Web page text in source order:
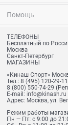
Помощь
ТЕЛЕФОНЫ
Бесплатный по
Москва
Санкт-Петербург
МАГАЗИНЫ
«Кинаш Спорт»
Тел.: 8 (495) 120-29-11
8 (800) 550-74-29
E-mail: info@kinash.ru
Адрес: Москва, ул.
Режим работы
Пн — Пт: с 9:00 до